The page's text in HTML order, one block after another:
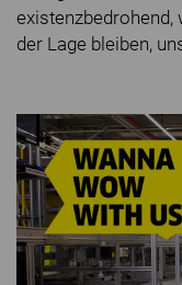
der Lage bleiben,